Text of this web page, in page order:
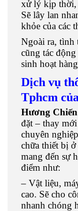
xử lý kịp thời,
Sẽ lây lan
khỏe của các
Ngoài ra, tình
cũng tác
sinh hoạt
Dịch vụ
Tphcm
Hương Chiến
đặt – thay
chuyên
chữa thiết bị
mang đến sự
điểm như:
– Vật liệu,
cao. Sẽ cho
nhanh chóng